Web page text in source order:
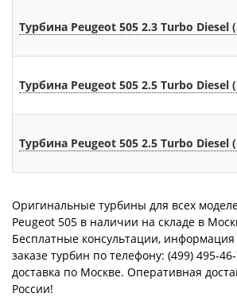
Турбина Peugeot 505 2.3 Turbo Diesel
Турбина Peugeot 505 2.5 Turbo Diesel
Турбина Peugeot 505 2.5 Turbo Diesel
Оригинальные турбины для всех
Peugeot 505 в наличии на складе в
Бесплатные консультации,
заказе турбин по телефону: (499) 495-
доставка по Москве. Оперативная
России!